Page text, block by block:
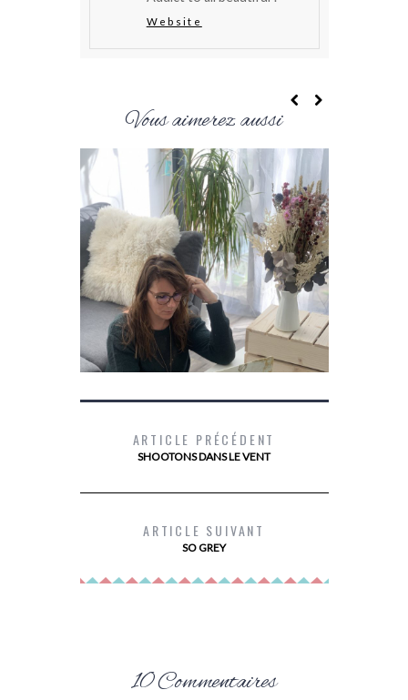
Website
Vous aimerez aussi
DEVENIR PROPRIÉTAIRE AVEC PRIMMÉA
ARTICLE PRÉCÉDENT
SHOOTONS DANS LE VENT
ARTICLE SUIVANT
SO GREY
10 Commentaires